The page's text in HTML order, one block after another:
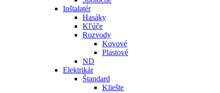
Inštalatér
Hasáky
Kľúče
Rozvody
Kovové
Plastové
ND
Elektrikár
Štandard
Kliešte